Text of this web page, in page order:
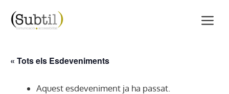
« Tots els Esdeveniments
Aquest esdeveniment ja ha passat.